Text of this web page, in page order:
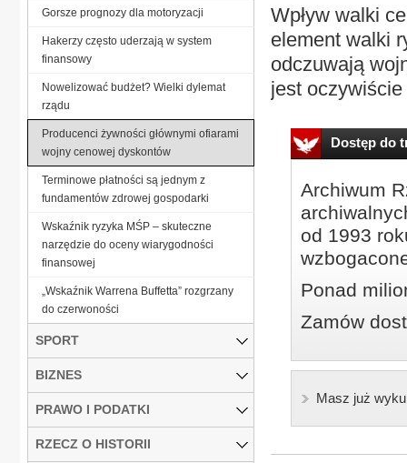
Wpływ walki
element walki
odczuwają
jest
Dostęp do
Archiwum
od 1993
Ponad
Zamów
Masz już
Gorsze prognozy dla motoryzacji
Hakerzy często uderzają w system
finansowy
Nowelizować budżet? Wielki dylemat
rządu
Producenci żywności głównymi ofiarami
wojny cenowej dyskontów
Terminowe płatności są jednym z
fundamentów zdrowej gospodarki
Wskaźnik ryzyka MŚP – skuteczne
narzędzie do oceny wiarygodności
finansowej
„Wskaźnik Warrena Buffetta” rozgrzany
do czerwoności
SPORT
BIZNES
PRAWO I PODATKI
RZECZ O HISTORII